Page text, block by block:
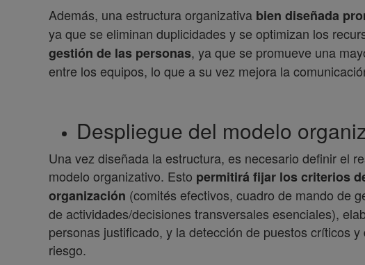
Además, una estructura organizativa bien diseñada
ya que se eliminan duplicidades y se optimizan los
gestión de las personas, ya que se promueve una
entre los equipos, lo que a su vez mejora la
Despliegue del modelo
Una vez diseñada la estructura, es necesario definir el
modelo organizativo. Esto permitirá fijar los criterios
organización (comités efectivos, cuadro de mando de
de actividades/decisiones transversales esenciales),
personas justificado, y la detección de puestos críticos
riesgo.